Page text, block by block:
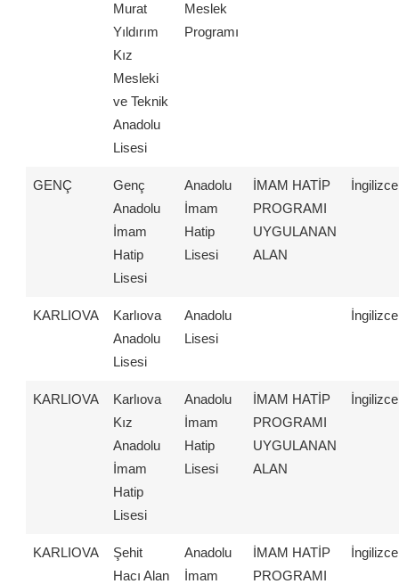
Murat
Yıldırım
Kız
Mesleki
ve Teknik
Anadolu
Lisesi
Meslek
Programı
GENÇ
Genç
Anadolu
İmam
Hatip
Lisesi
Anadolu
İmam
Hatip
Lisesi
İMAM HATİP
PROGRAMI
UYGULANAN
ALAN
İngilizce
KARLIOVA
Karlıova
Anadolu
Lisesi
Anadolu
Lisesi
İngilizce
KARLIOVA
Karlıova
Kız
Anadolu
İmam
Hatip
Lisesi
Anadolu
İmam
Hatip
Lisesi
İMAM HATİP
PROGRAMI
UYGULANAN
ALAN
İngilizce
KARLIOVA
Şehit
Hacı Alan
Anadolu
İmam
İMAM HATİP
PROGRAMI
İngilizce